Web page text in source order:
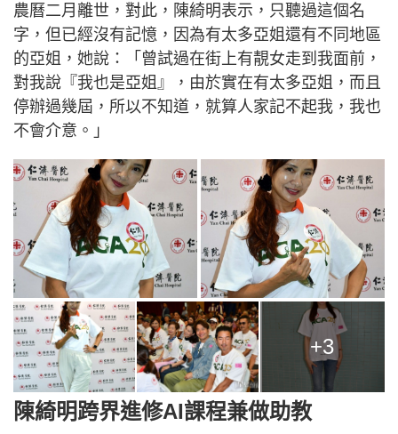
農曆二月離世，對此，陳綺明表示，只聽過這個名
字，但已經沒有記憶，因為有太多亞姐還有不同地區
的亞姐，她說：「曾試過在街上有靚女走到我面前，
對我說『我也是亞姐』，由於實在有太多亞姐，而且
停辦過幾屆，所以不知道，就算人家記不起我，我也
不會介意。」
+3
陳綺明跨界進修AI課程兼做助教